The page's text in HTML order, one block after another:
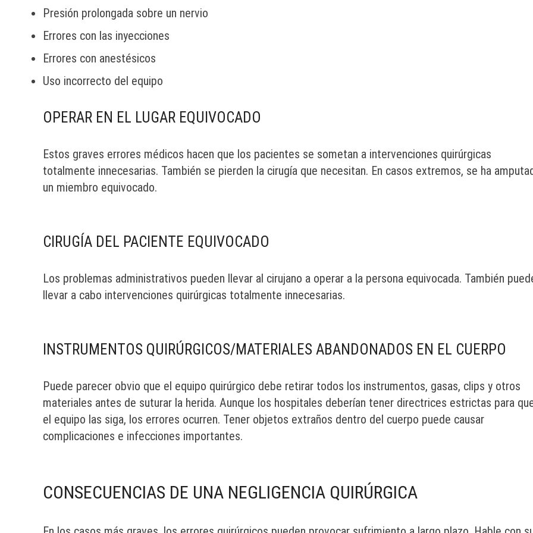
Presión prolongada sobre un nervio
Errores con las inyecciones
Errores con anestésicos
Uso incorrecto del equipo
OPERAR EN EL LUGAR EQUIVOCADO
Estos graves errores médicos hacen que los pacientes se sometan a intervenciones quirúrgicas
totalmente innecesarias. También se pierden la cirugía que necesitan. En casos extremos, se ha
un miembro equivocado.
CIRUGÍA DEL PACIENTE EQUIVOCADO
Los problemas administrativos pueden llevar al cirujano a operar a la persona equivocada. También
llevar a cabo intervenciones quirúrgicas totalmente innecesarias.
INSTRUMENTOS QUIRÚRGICOS/MATERIALES ABANDONADOS EN EL CUERPO
Puede parecer obvio que el equipo quirúrgico debe retirar todos los instrumentos, gasas, clips y otros
materiales antes de suturar la herida. Aunque los hospitales deberían tener directrices estrictas para
el equipo las siga, los errores ocurren. Tener objetos extraños dentro del cuerpo puede causar
complicaciones e infecciones importantes.
CONSECUENCIAS DE UNA NEGLIGENCIA QUIRÚRGICA